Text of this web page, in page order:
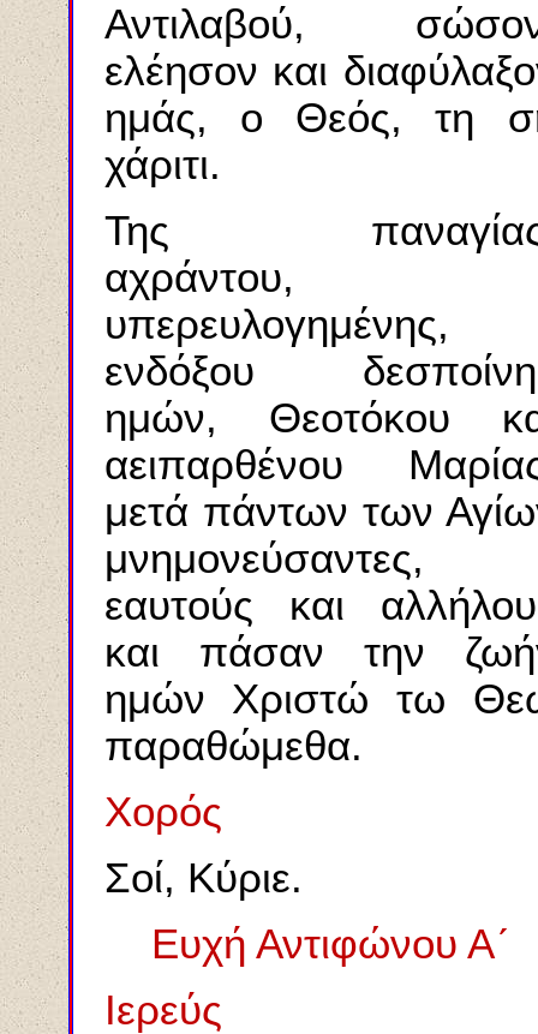
Αντιλαβού,
ελέησον και
ημάς, ο Θεός, τη
χάριτι.
Της
αχράντου,
υπερευλογημένης,
ενδόξου
ημών, Θεοτόκου
αειπαρθένου
μετά πάντων των
μνημονεύσαντες,
εαυτούς και
και πάσαν την
ημών Χριστώ τω
παραθώμεθα.
Χορός
Σοί, Κύριε.
Ευχή Αντιφώνου Α´
Ιερεύς